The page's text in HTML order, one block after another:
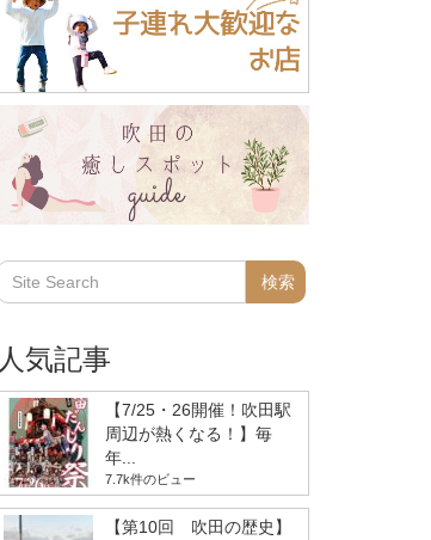
人気記事
【7/25・26開催！吹田駅
周辺が熱くなる！】毎
年...
7.7k件のビュー
【第10回 吹田の歴史】